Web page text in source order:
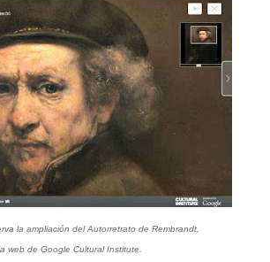
la ampliación delAutorretratode Rembrandt,
web de Google Cultural Institute.